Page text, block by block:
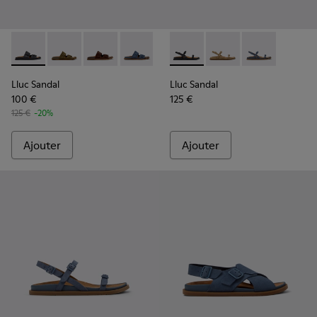
Lluc Sandal - K201881-001 - Sandales en cuir noir Pour
Lluc Sandal - K201881-006 - Sandales en daim
Lluc Sandal - K201881-005 - Sandales en
Lluc Sandal - K201881-004 -
Lluc Sandal - K201881-003 -
Lluc Sandal - K201881-
Lluc Sandal
100 €
125 € -20%
Ajouter
Lluc Sandal - K201883-001
Lluc Sandal -Lluc Sandal -
Lluc Sandal
125 €
Ajouter